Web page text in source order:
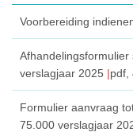
Voorbereiding
verslagjaar 2025
pdf
Formulier aanvraag
75.000 verslagjaar